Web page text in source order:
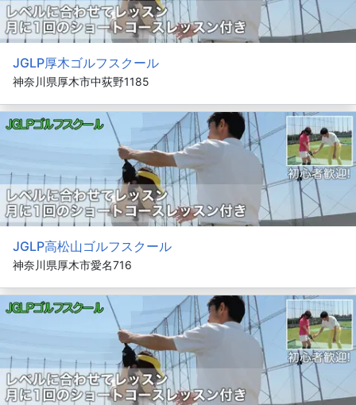
JGLP厚木ゴルフスクール
神奈川県厚木市中荻野1185
JGLP高松山ゴルフスクール
神奈川県厚木市愛名716